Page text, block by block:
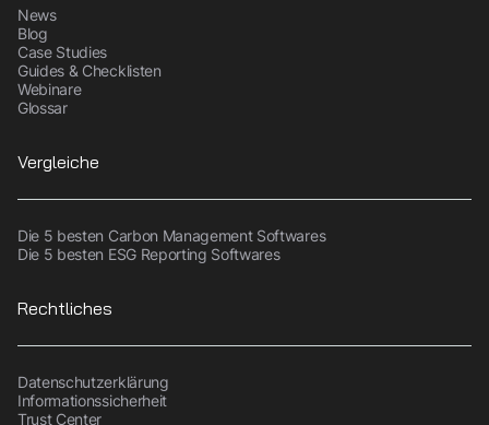
News
Blog
Case Studies
Guides & Checklisten
Webinare
Glossar
Vergleiche
Die 5 besten Carbon Management Softwares
Die 5 besten ESG Reporting Softwares
Rechtliches
Datenschutzerklärung
Informationssicherheit
Trust Center